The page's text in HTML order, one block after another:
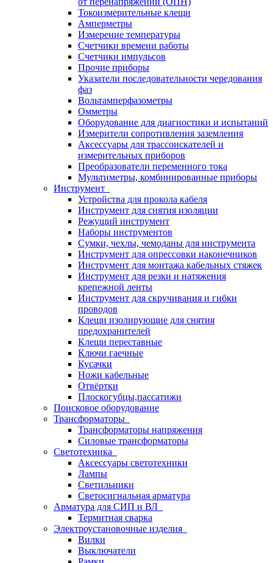
Токоизмерительные клещи
Амперметры
Измерение температуры
Счетчики времени работы
Счетчики импульсов
Прочие приборы
Указатели последовательности чередования
фаз
Вольтамперфазометры
Омметры
Оборудование для диагностики и испытаний
Измерители сопротивления заземления
Аксессуары для трассоискателей и
измерительных приборов
Преобразователи переменного тока
Мультиметры, комбинированные приборы
Инструмент
Устройства для прокола кабеля
Инструмент для снятия изоляции
Режущий инструмент
Наборы инструментов
Сумки, чехлы, чемоданы для инструмента
Инструмент для опрессовки наконечников
Инструмент для монтажа кабельных стяжек
Инструмент для резки и натяжения
крепежной ленты
Инструмент для скручивания и гибки
проводов
Клещи изолирующие для снятия
предохранителей
Клещи переставные
Ключи гаечные
Кусачки
Ножи кабельные
Отвёртки
Плоскогубцы,пассатижи
Поисковое оборудование
Трансформаторы
Трансформаторы напряжения
Силовые трансформаторы
Светотехника
Аксессуары светотехники
Лампы
Светильники
Светосигнальная арматура
Арматура для СИП и ВЛ
Термитная сварка
Электроустановочные изделия
Вилки
Выключатели